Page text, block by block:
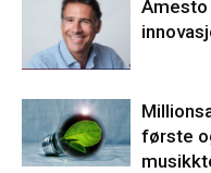
Amesto
første